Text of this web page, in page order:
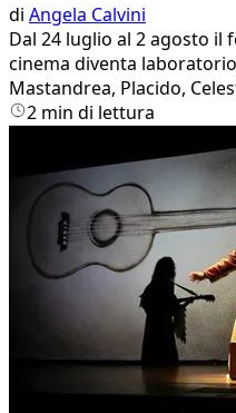
di Angela Calvini
Dal 24 luglio al 2 agosto il
cinema diventa
Mastandrea, Placido,
2 min di lettura